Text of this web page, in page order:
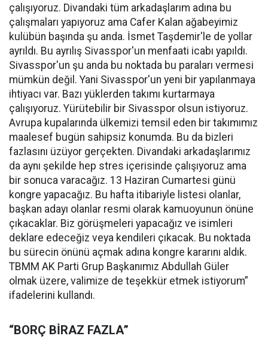
çalışıyoruz. Divandaki tüm arkadaşlarım adına bu
çalışmaları yapıyoruz ama Cafer Kalan ağabeyimiz
kulübün başında şu anda. İsmet Taşdemir'le de yollar
ayrıldı. Bu ayrılış Sivasspor'un menfaati icabı yapıldı.
Sivasspor'un şu anda bu noktada bu paraları vermesi
mümkün değil. Yani Sivasspor'un yeni bir yapılanmaya
ihtiyacı var. Bazı yüklerden takımı kurtarmaya
çalışıyoruz. Yürütebilir bir Sivasspor olsun istiyoruz.
Avrupa kupalarında ülkemizi temsil eden bir takımımız
maalesef bugün sahipsiz konumda. Bu da bizleri
fazlasını üzüyor gerçekten. Divandaki arkadaşlarımız
da aynı şekilde hep stres içerisinde çalışıyoruz ama
bir sonuca varacağız. 13 Haziran Cumartesi günü
kongre yapacağız. Bu hafta itibariyle listesi olanlar,
başkan adayı olanlar resmi olarak kamuoyunun önüne
çıkacaklar. Biz görüşmeleri yapacağız ve isimleri
deklare edeceğiz veya kendileri çıkacak. Bu noktada
bu sürecin önünü açmak adına kongre kararını aldık.
TBMM AK Parti Grup Başkanımız Abdullah Güler
olmak üzere, valimize de teşekkür etmek istiyorum”
ifadelerini kullandı.
“BORÇ BİRAZ FAZLA”